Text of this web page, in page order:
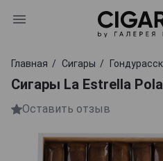
Главная Сигары
Сигары La Estrella
Оставить отзыв